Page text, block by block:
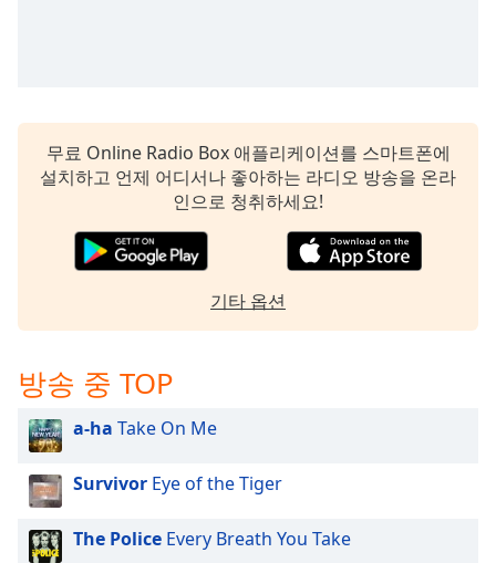
무료 Online Radio Box 애플리케이션를 스마트폰에
설치하고 언제 어디서나 좋아하는 라디오 방송을 온라
인으로 청취하세요!
기타 옵션
방송 중 TOP
a-ha Take On Me
Survivor Eye of the Tiger
The Police Every Breath You Take